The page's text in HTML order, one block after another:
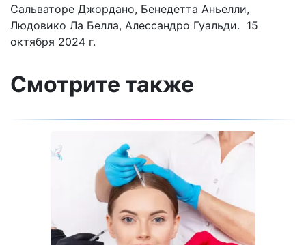
Сальваторе Джордано, Бенедетта Аньелли,
Людовико Ла Белла, Алессандро Гуальди. 15
октября 2024 г.
Смотрите также